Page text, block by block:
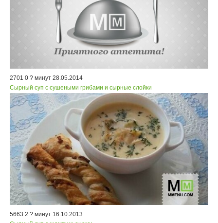
2701 0 ? минут 28.05.2014
Сырный суп с сушеными грибами и сырные слойки
5663 2 ? минут 16.10.2013